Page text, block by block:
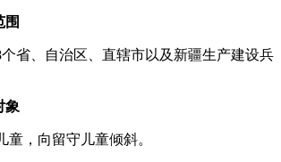
围
、自治区、直辖市以及新疆生产建设兵
象
，向留守儿童倾斜。